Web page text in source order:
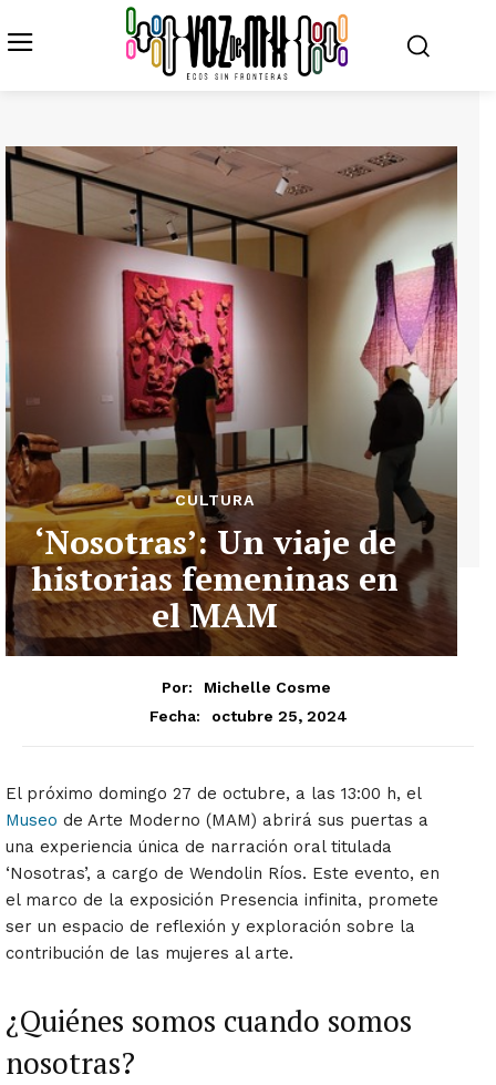
CULTURA
‘Nosotras’: Un viaje de
historias femeninas en
el MAM
Por:
Michelle Cosme
Fecha:
octubre 25, 2024
El próximo domingo 27 de octubre, a las 13:00 h, el
Museo de Arte Moderno (MAM) abrirá sus puertas a
una experiencia única de narración oral titulada
‘Nosotras’, a cargo de Wendolin Ríos. Este evento, en
el marco de la exposición Presencia infinita, promete
ser un espacio de reflexión y exploración sobre la
contribución de las mujeres al arte.
¿Quiénes somos cuando somos
nosotras?